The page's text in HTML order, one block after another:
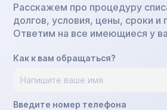
Расскажем про процедуру
долгов, условия, цены, сроки и
Ответим на все имеющиеся у
Как к вам обращаться?
Введите номер телефона